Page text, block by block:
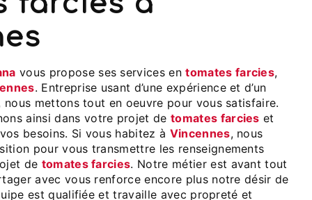
vous propose ses services entomates farcies,
. Entreprise usant d’une expérience et d’un
mettons tout en oeuvre pour vous satisfaire.
ainsi dans votre projet detomates farcies et
besoins. Si vous habitez à Vincennes, nous
pour vous transmettre les renseignements
de tomates farcies. Notre métier est avant tout
avec vous renforce encore plus notre désir de
est qualifiée et travaille avec propreté et